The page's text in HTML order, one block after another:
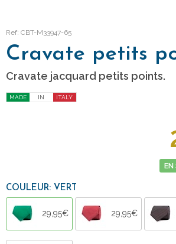
Ref: CBT-M33947-65
Cravate petits
Cravate jacquard petits points.
MADE IN ITALY
EN
COULEUR: VERT
29,95€ 29,95€